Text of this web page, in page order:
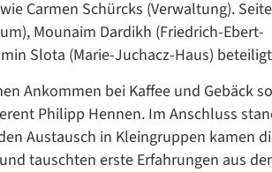
Carmen Schürcks (Verwaltung).
Mounaim Dardikh (Friedrich-Ebert-
Slota (Marie-Juchacz-Haus)
Ankommen bei Kaffee und Gebäck
Philipp Hennen. Im Anschluss
Austausch in Kleingruppen kamen
tauschten erste Erfahrungen aus
ZURÜCK
Übersetzen
/
Translate
ZURÜCK